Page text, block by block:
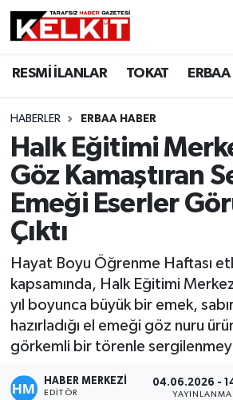
RESMİ İLANLAR TOKAT ERBAA
HABERLER ERBAA HABER
Halk Eğitimi
Göz Kamaştıran
Emeği Eserler
Çıktı
Hayat Boyu Öğrenme Haftası
kapsamında, Halk Eğitimi
yıl boyunca büyük bir emek,
hazırladığı el emeği göz nuru
görkemli bir törenle
HABER MERKEZİ
EDITÖR
04.06.2026 -
YAYINLANMA